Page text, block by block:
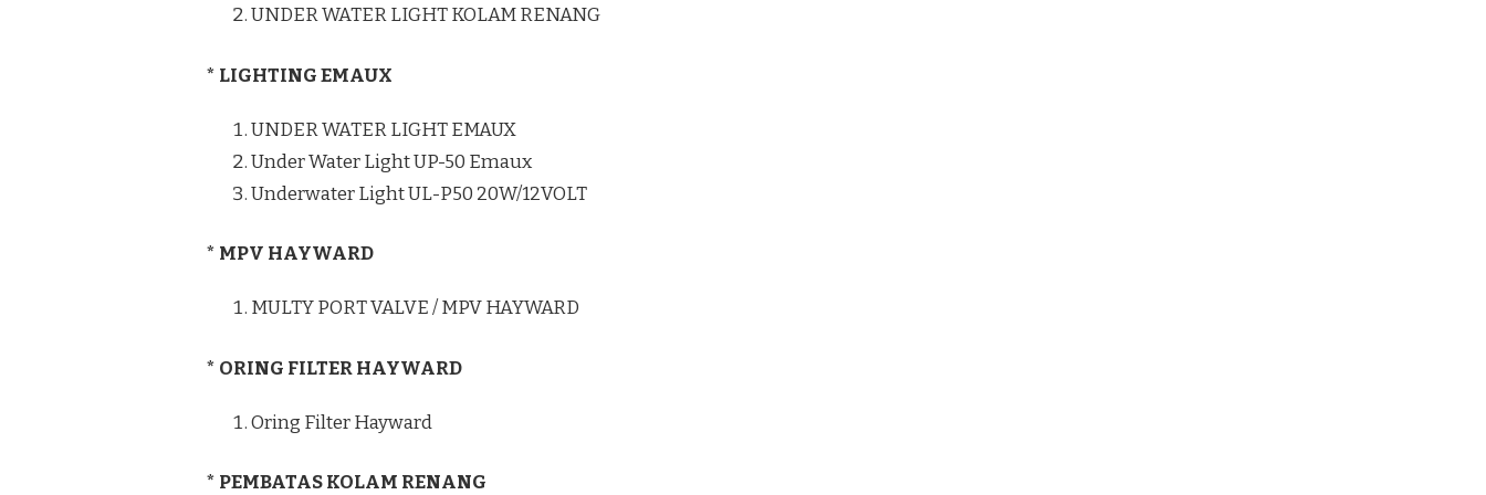
UNDER WATER LIGHT KOLAM RENANG
* LIGHTING EMAUX
UNDER WATER LIGHT EMAUX
Under Water Light UP-50 Emaux
Underwater Light UL-P50 20W/12VOLT
* MPV HAYWARD
MULTY PORT VALVE / MPV HAYWARD
* ORING FILTER HAYWARD
Oring Filter Hayward
* PEMBATAS KOLAM RENANG